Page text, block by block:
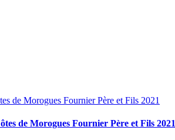
de Morogues Fournier Père et Fils 2021
de Morogues Fournier Père et Fils 2021